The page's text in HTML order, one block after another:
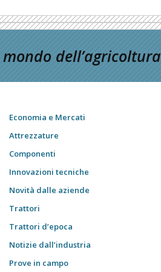
dell’agricoltura
Economia e Mercati
Attrezzature
Componenti
Innovazioni tecniche
Novità dalle aziende
Trattori
Trattori d’epoca
Notizie dall’industria
Prove in campo